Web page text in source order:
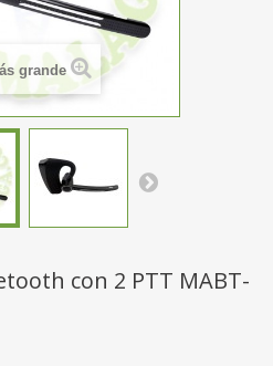
grande
con 2 PTT MABT-